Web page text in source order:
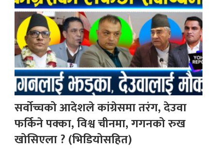
सर्वोच्चको आदेशले कांग्रेसमा तरंग, देउवा
फर्किने पक्का, विश्व चीनमा, गगनको रुख
खोसिएला ? (भिडियोसहित)